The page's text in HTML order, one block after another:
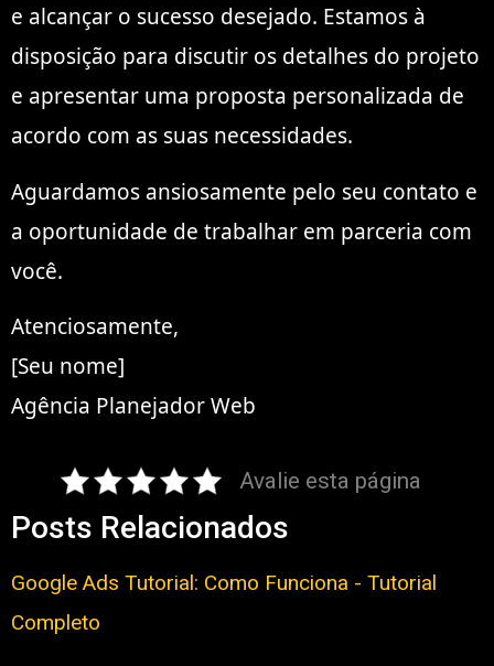
e alcançar o sucesso desejado. Estamos à
disposição para discutir os detalhes do projeto
e apresentar uma proposta personalizada de
acordo com as suas necessidades.
Aguardamos ansiosamente pelo seu contato e
a oportunidade de trabalhar em parceria com
você.
Atenciosamente,
[Seu nome]
Agência Planejador Web
Avalie esta página
Posts Relacionados
Google Ads Tutorial: Como Funciona - Tutorial
Completo